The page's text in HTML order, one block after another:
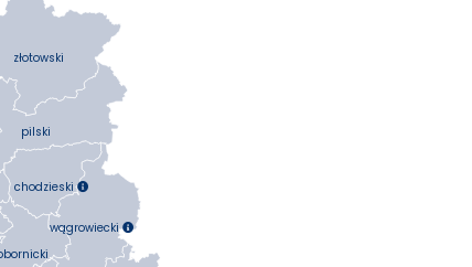
chodzieski
pilski
wągrowiecki
złotowski